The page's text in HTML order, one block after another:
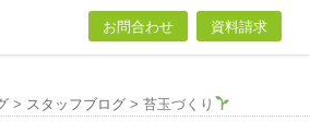
お問合わせ 資料請求
> スタッフブログ > 苔玉づくり